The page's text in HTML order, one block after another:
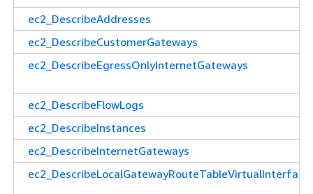
ec2_DescribeAddresses
ec2_DescribeCustomerGateways
ec2_DescribeEgressOnlyInternetGateways
ec2_DescribeFlowLogs
ec2_DescribeInstances
ec2_DescribeInternetGateways